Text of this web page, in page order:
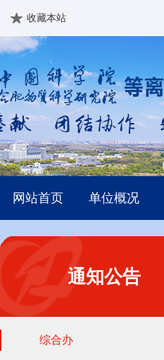
收藏本站
网站首页 单位概况
通知公告
综合办